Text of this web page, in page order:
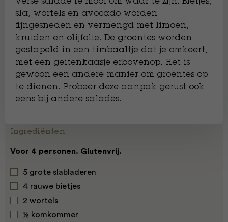
sla, wortels en avocado worden
fijngesneden en vermengd met limoen,
kruiden en olijfolie. De groentes worden
gestapeld in een timbaaltje dat je omkeert,
met een geitenkaasje erbovenop. Het is
gewoon een andere manier om groentes op
te dienen. Probeer deze aanpak gerust ook
eens bij andere salades.
Ingrediënten
Voor 4 personen. Glutenvrij.
5 grote slabladeren
4 rauwe bietjes
2 wortels
½ komkommer